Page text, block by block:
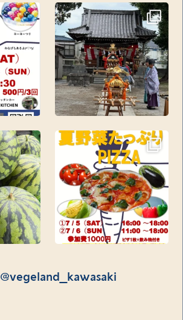
@vegeland_kawasaki